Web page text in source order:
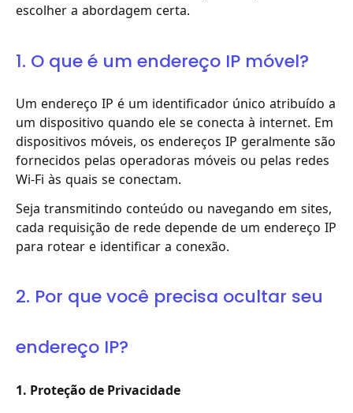
escolher a abordagem certa.
1. O que é um endereço IP móvel?
Um endereço IP é um identificador único atribuído a
um dispositivo quando ele se conecta à internet. Em
dispositivos móveis, os endereços IP geralmente são
fornecidos pelas operadoras móveis ou pelas redes
Wi-Fi às quais se conectam.
Seja transmitindo conteúdo ou navegando em sites,
cada requisição de rede depende de um endereço IP
para rotear e identificar a conexão.
2. Por que você precisa ocultar seu
endereço IP?
1. Proteção de Privacidade